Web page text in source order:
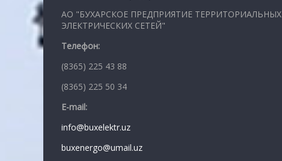
АО "БУХАРСКОЕ ПРЕДПРИЯТИЕ ТЕРРИТОРИАЛЬНЫХ
ЭЛЕКТРИЧЕСКИХ СЕТЕЙ"
Телефон:
(8365) 225 43 88
(8365) 225 50 34
E-mail:
info@buxelektr.uz
buxenergo@umail.uz